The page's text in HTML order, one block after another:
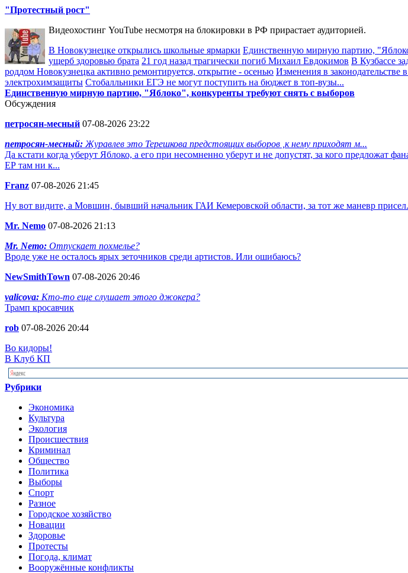
"Протестный рост"
Видеохостинг YouTube несмотря на блокировки в РФ прирастает аудиторией.
В Новокузнецке открылись школьные ярмарки Единственную мирную партию,
ущерб здоровью брата 21 год назад трагически погиб Михаил Евдокимов В Кузбассе
роддом Новокузнецка активно ремонтируется, открытие - осенью Изменения в законодательстве
электрохимзащиты Стобалльники ЕГЭ не могут поступить на бюджет в топ-вузы...
Единственную мирную партию, "Яблоко", конкуренты требуют снять с выборов
Обсуждения
петросян-месный 07-08-2026 23:22
петросян-месный: Журавлев это Терешкова предстоящих выборов ,к нему приходят м...
Да кстати когда уберут Яблоко, а его при несомненно уберут и не допустят, за кого
ЕР там ни к...
Franz 07-08-2026 21:45
Ну вот видите, а Мовшин, бывший начальник ГАИ Кемеровской области, за тот же маневр присел.
Mr. Nemo 07-08-2026 21:13
Mr. Nemo: Отпускает похмелье?
Вроде уже не осталось ярых зеточников среди артистов. Или ошибаюсь?
NewSmithTown 07-08-2026 20:46
valicova: Кто-то еще слушает этого джокера?
Трамп кросавчик
rob 07-08-2026 20:44
Во кидоры!
В Клуб КП
Рубрики
Экономика
Культура
Экология
Происшествия
Криминал
Общество
Политика
Выборы
Спорт
Разное
Городское хозяйство
Новации
Здоровье
Протесты
Погода, климат
Вооружённые конфликты